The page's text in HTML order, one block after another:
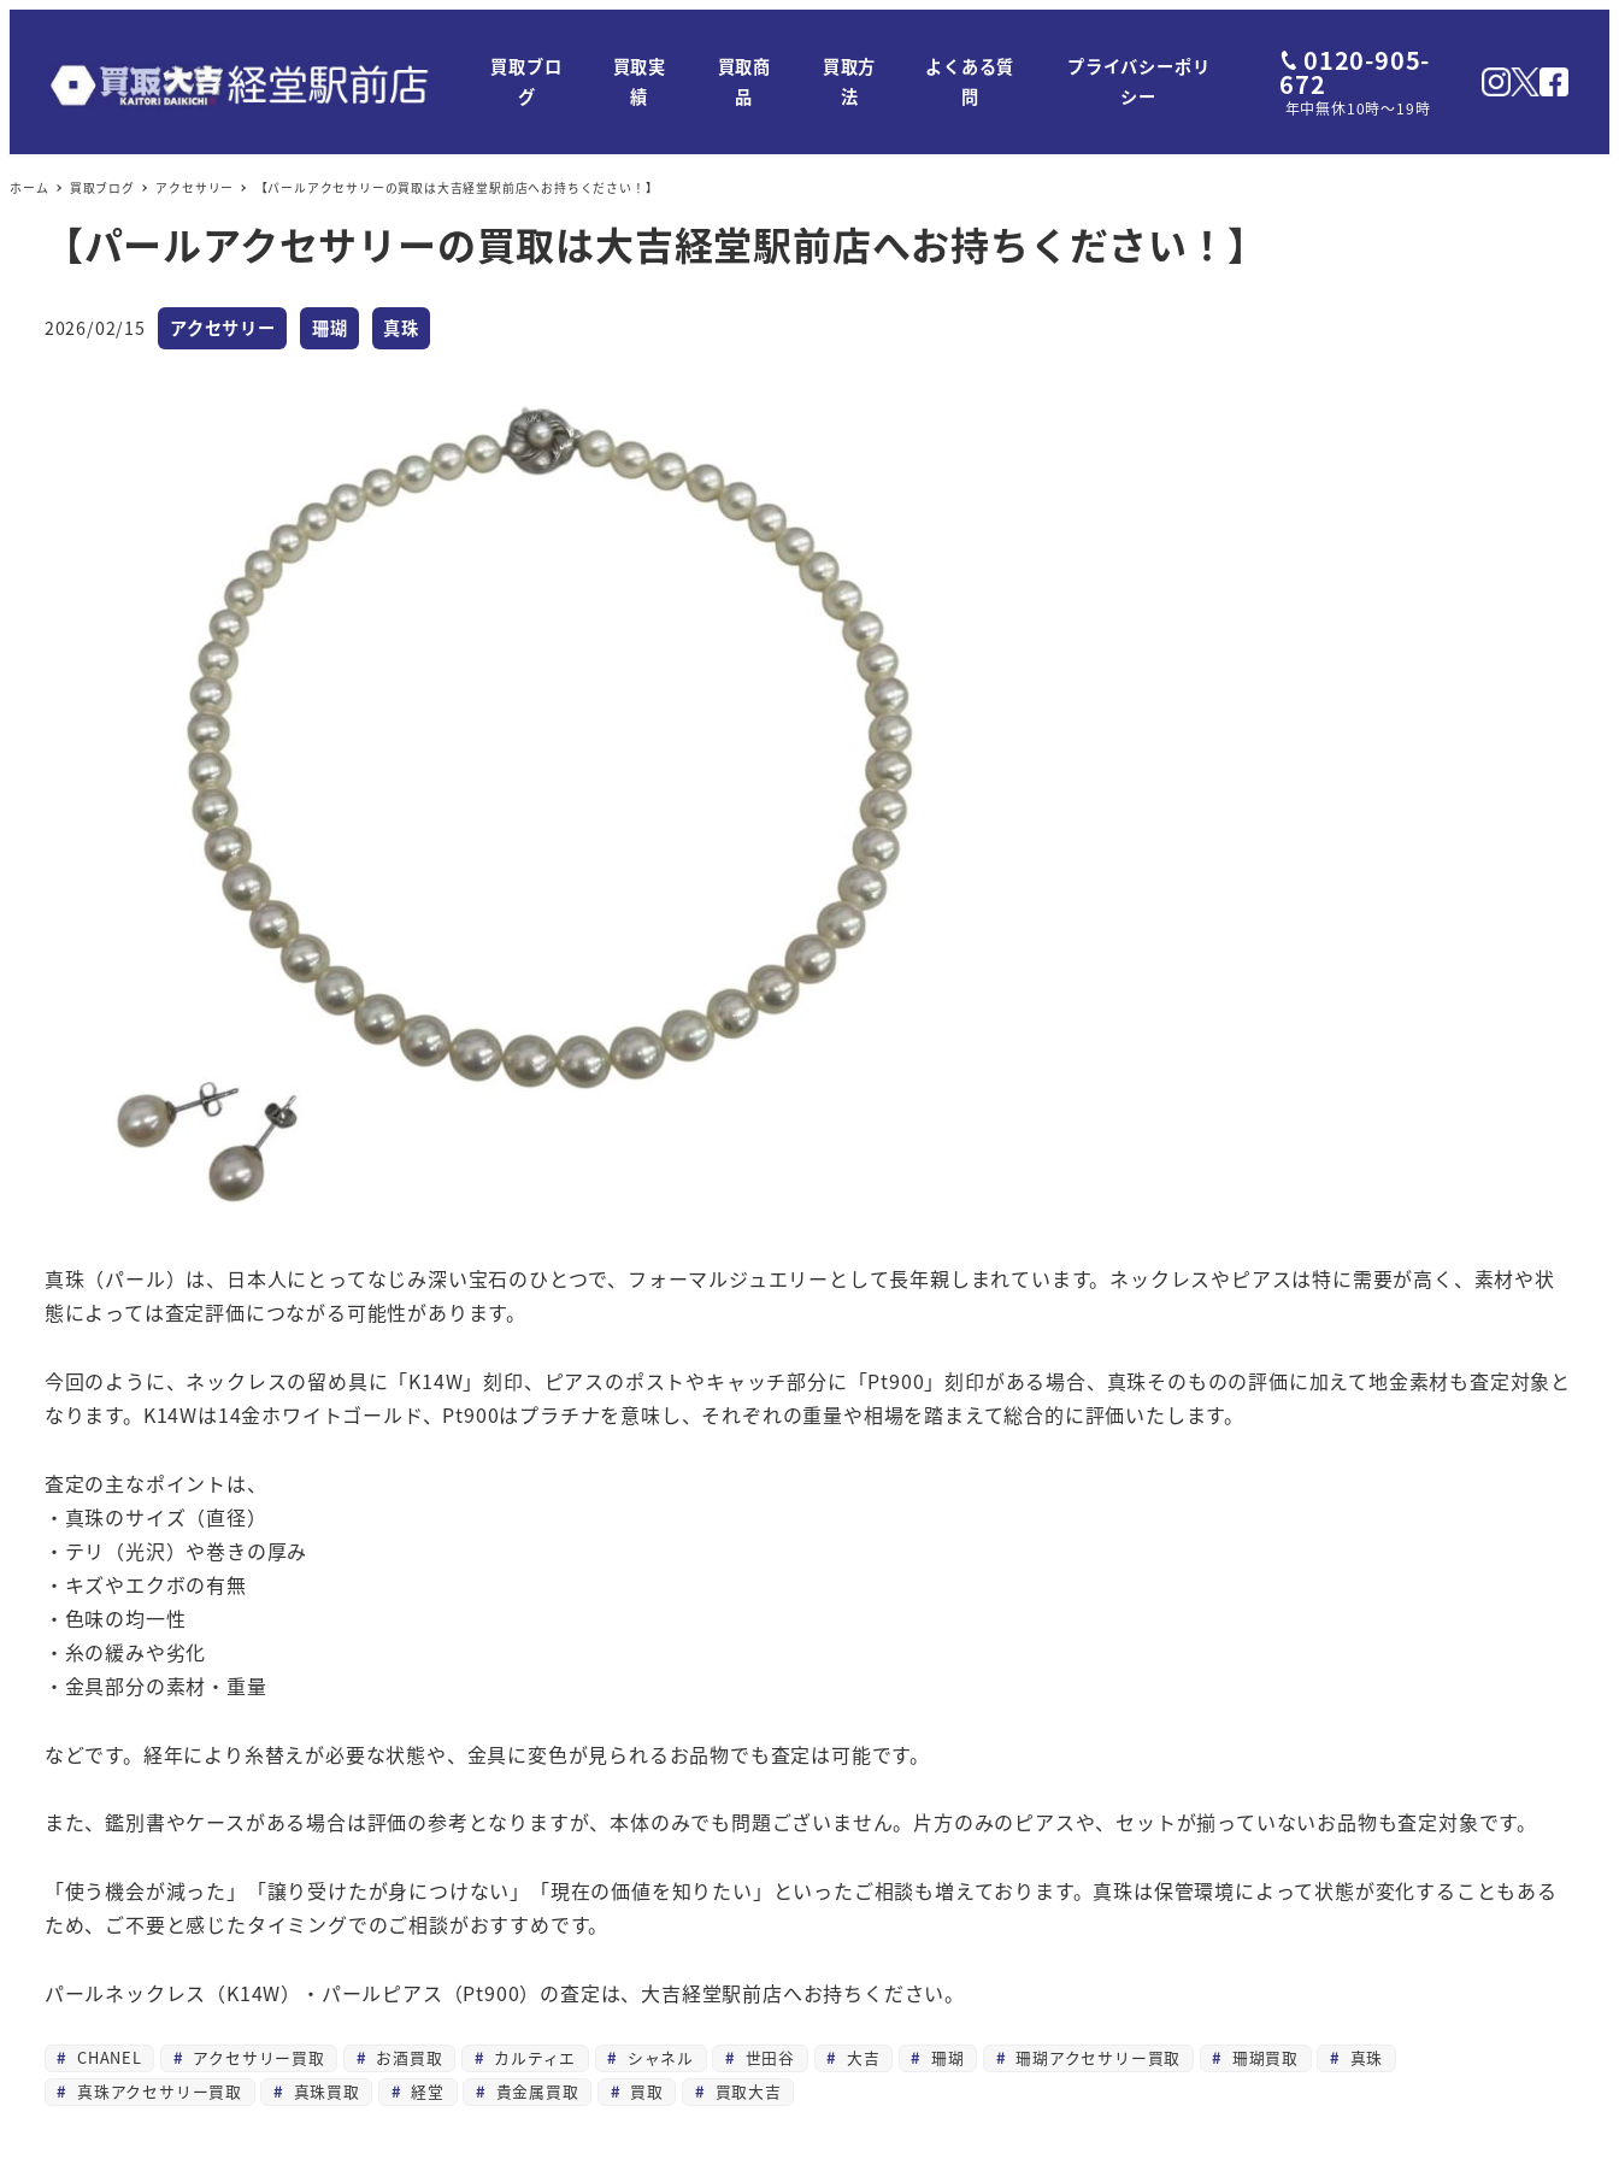
買取ブロ
グ
買取実
績
買取商
品
買取方
法
よくある質
問
プライバシーポリ
シー
0120-905-
672
年中無休10時～19時
ホーム 買取ブログ アクセサリー 【パールアクセサリーの買取は大吉経堂駅前店へお持ちください！】
【パールアクセサリーの買取は大吉経堂駅前店へお持ちください！】
投稿日
2026/02/15 カテゴリー
アクセサリー カテゴリー
珊瑚 カテゴリー
真珠
真珠（パール）は、日本人にとってなじみ深い宝石のひとつで、フォーマルジュエリーとして長年親しまれています。ネックレスやピアスは特に需要が高く、素材や状
態によっては査定評価につながる可能性があります。
今回のように、ネックレスの留め具に「K14W」刻印、ピアスのポストやキャッチ部分に「Pt900」刻印がある場合、真珠そのものの評価に加えて地金素材も査定対象と
なります。K14Wは14金ホワイトゴールド、Pt900はプラチナを意味し、それぞれの重量や相場を踏まえて総合的に評価いたします。
査定の主なポイントは、
・真珠のサイズ（直径）
・テリ（光沢）や巻きの厚み
・キズやエクボの有無
・色味の均一性
・糸の緩みや劣化
・金具部分の素材・重量
などです。経年により糸替えが必要な状態や、金具に変色が見られるお品物でも査定は可能です。
また、鑑別書やケースがある場合は評価の参考となりますが、本体のみでも問題ございません。片方のみのピアスや、セットが揃っていないお品物も査定対象です。
「使う機会が減った」「譲り受けたが身につけない」「現在の価値を知りたい」といったご相談も増えております。真珠は保管環境によって状態が変化することもある
ため、ご不要と感じたタイミングでのご相談がおすすめです。
パールネックレス（K14W）・パールピアス（Pt900）の査定は、大吉経堂駅前店へお持ちください。
CHANEL アクセサリー買取 お酒買取 カルティエ シャネル 世田谷 大吉 珊瑚 珊瑚アクセサリー買取 珊瑚買取
真珠
真珠アクセサリー買取
真珠買取 経堂 貴金属買取 買取 買取大吉